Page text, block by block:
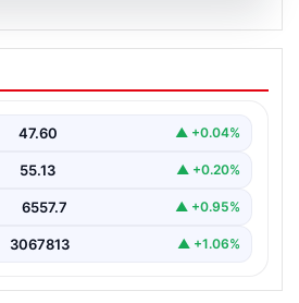
Mohamed Salah
İlk Açıklama
Salah’ın transfer gelişmeleri
47.60 ▲ +0.04%
55.13 ▲ +0.20%
6557.7 ▲ +0.95%
3067813 ▲ +1.06%